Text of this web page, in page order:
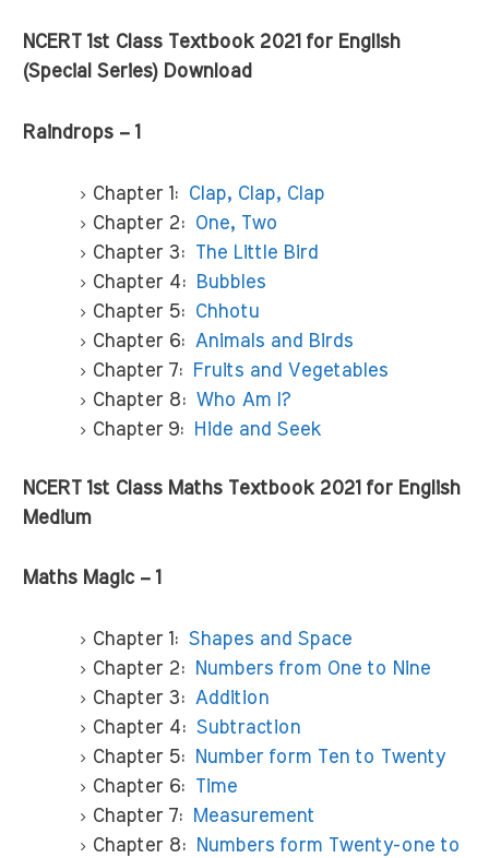
NCERT 1st Class Textbook 2021 for English
(Special Series) Download
Raindrops – 1
Chapter 1:
Clap, Clap, Clap
Chapter 2:
One, Two
Chapter 3:
The Little Bird
Chapter 4: Bubbles
Chapter 5:
Chhotu
Chapter 6:
Animals and Birds
Chapter 7:
Fruits and Vegetables
Chapter 8: Who Am I?
Chapter 9:
Hide and Seek
NCERT 1st Class Maths Textbook 2021 for English
Medium
Maths Magic – 1
Chapter 1: Shapes and Space
Chapter 2:
Numbers from One to Nine
Chapter 3: Addition
Chapter 4: Subtraction
Chapter 5:
Number form Ten to Twenty
Chapter 6:
Time
Chapter 7:
Measurement
Chapter 8:
Numbers form Twenty-one to